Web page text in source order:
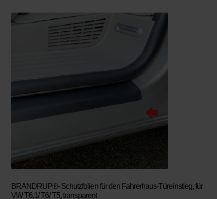
BRANDRUP®- Schutzfolien für den Fahrerhaus-Türeinstieg, für
VW T6.1/ T6/ T5, transparent